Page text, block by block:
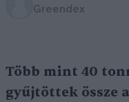
Greendex
Több mint 40
gyűjtöttek össze